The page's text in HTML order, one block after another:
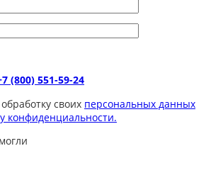
(800) 551-59-24
своих персональных данных
конфиденциальности.